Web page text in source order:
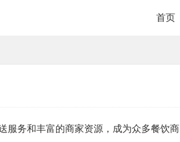
首页
服务和丰富的商家资源，成为众多餐饮商